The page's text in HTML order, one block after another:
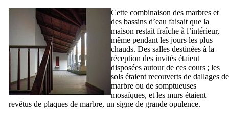
Cette combinaison des marbres et
des bassins d’eau faisait que la
maison restait fraîche à l’intérieur,
même pendant les jours les plus
chauds. Des salles destinées à la
réception des invités étaient
disposées autour de ces cours ; les
sols étaient recouverts de dallages de
marbre ou de somptueuses
mosaïques, et les murs étaient
revêtus de plaques de marbre, un signe de grande opulence.